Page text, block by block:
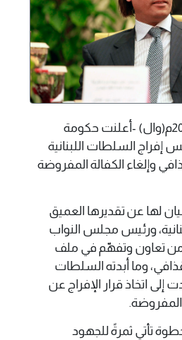
طرابلس 6 نوفمبر 2025م(وال) -أعلنت حكومة
إفراج السلطات اللبنانية
وإلغاء الكفالة المفروضة
لها عن تقديرها العميق
ورئيس مجلس النواب
من تعاون وتفهّم في ملف
وما أبدته السلطات
إلى اتخاذ قرار الإفراج عن
المفروضة.
تأتي ثمرةً للجهود